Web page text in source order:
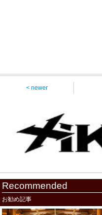
< newer
Recommended
お勧め記事